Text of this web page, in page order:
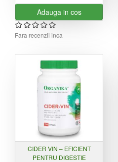
Adauga in cos
Fara recenzii inca
CIDER VIN – EFICIENT
PENTRU DIGESTIE